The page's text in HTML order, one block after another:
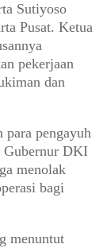
Sutiyoso
Pusat. Ketua
pekerjaan
dan
para pengayuh
Gubernur DKI
menolak
bagi
menuntut